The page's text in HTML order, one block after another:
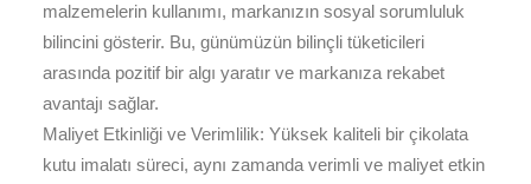
malzemelerin kullanımı, markanızın sosyal sorumluluk
bilincini gösterir. Bu, günümüzün bilinçli tüketicileri
arasında pozitif bir algı yaratır ve markanıza rekabet
avantajı sağlar.
Maliyet Etkinliği ve Verimlilik: Yüksek kaliteli bir çikolata
kutu imalatı süreci, aynı zamanda verimli ve maliyet etkin